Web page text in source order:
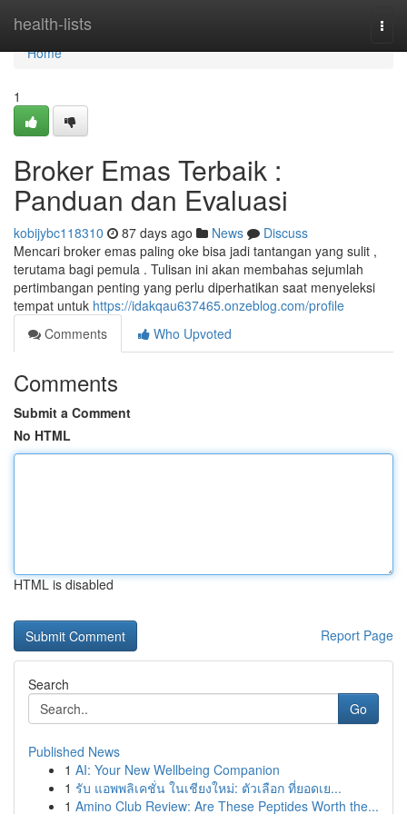
health-lists
Home
Home
1
Broker Emas Terbaik :
Panduan dan Evaluasi
kobijybc118310 87 days ago News
Discuss
Mencari broker emas paling oke bisa jadi tantangan yang sulit ,
terutama bagi pemula . Tulisan ini akan membahas sejumlah
pertimbangan penting yang perlu diperhatikan saat menyeleksi
tempat untuk https://idakqau637465.onzeblog.com/profile
Comments
Who Upvoted
Comments
Submit a Comment
No HTML
HTML is disabled
Report Page
Search
Go
Published News
1 AI: Your New Wellbeing Companion
1 รับ แอพพลิเคชั่น ในเชียงใหม่: ตัวเลือก ที่ยอดเย...
1 Amino Club Review: Are These Peptides Worth the...